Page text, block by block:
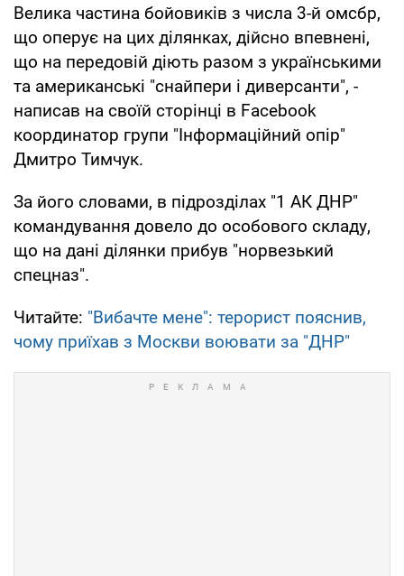
Велика частина бойовиків з числа 3-й омсбр,
що оперує на цих ділянках, дійсно впевнені,
що на передовій діють разом з українськими
та американські "снайпери і диверсанти", -
написав на своїй сторінці в Facebook
координатор групи "Інформаційний опір"
Дмитро Тимчук.
За його словами, в підрозділах "1 АК ДНР"
командування довело до особового складу,
що на дані ділянки прибув "норвезький
спецназ".
Читайте: "Вибачте мене": терорист пояснив,
чому приїхав з Москви воювати за "ДНР"